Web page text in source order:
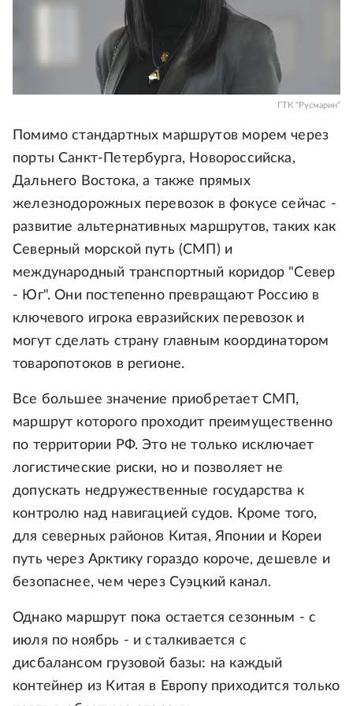
ГТК "Русмарин"
Помимо стандартных маршрутов морем через
порты Санкт-Петербурга, Новороссийска,
Дальнего Востока, а также прямых
железнодорожных перевозок в фокусе сейчас -
развитие альтернативных маршрутов, таких как
Северный морской путь (СМП) и
международный транспортный коридор "Север
- Юг". Они постепенно превращают Россию в
ключевого игрока евразийских перевозок и
могут сделать страну главным координатором
товаропотоков в регионе.
Все большее значение приобретает СМП,
маршрут которого проходит преимущественно
по территории РФ. Это не только исключает
логистические риски, но и позволяет не
допускать недружественные государства к
контролю над навигацией судов. Кроме того,
для северных районов Китая, Японии и Кореи
путь через Арктику гораздо короче, дешевле и
безопаснее, чем через Суэцкий канал.
Однако маршрут пока остается сезонным - с
июля по ноябрь - и сталкивается с
дисбалансом грузовой базы: на каждый
контейнер из Китая в Европу приходится только